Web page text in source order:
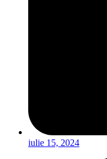
iulie 15, 2024